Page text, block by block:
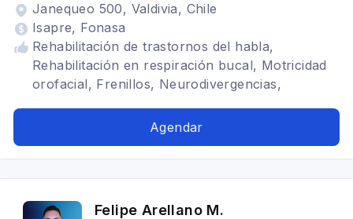
Janequeo 500, Valdivia, Chile
Isapre, Fonasa
Rehabilitación de trastornos del habla,
Rehabilitación en respiración bucal, Motricidad
orofacial, Frenillos, Neurodivergencias,
Agendar
Felipe Arellano M.